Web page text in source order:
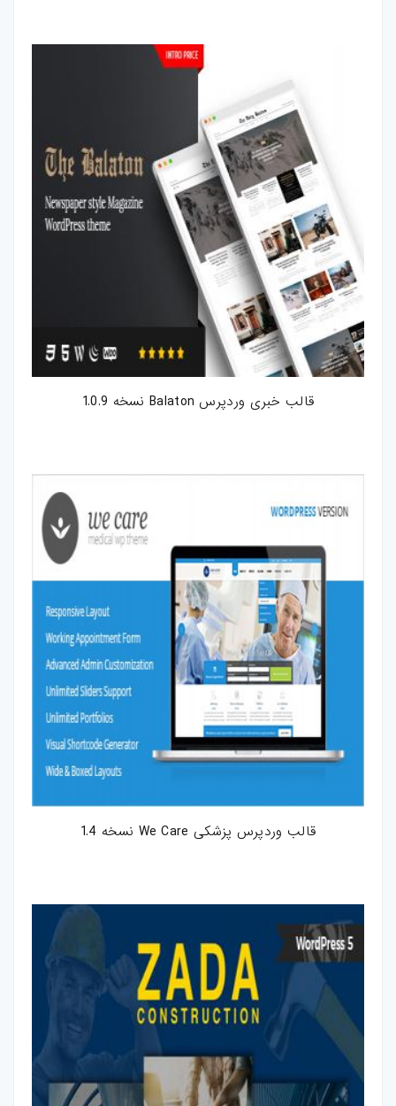
قالب خبری وردپرس Balaton نسخه 1.0.9
قالب وردپرس پزشکی We Care نسخه 1.4